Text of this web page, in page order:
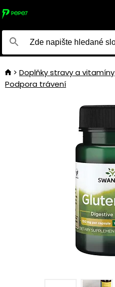
Doplňky stravy a vitamíny
Podpora trávení